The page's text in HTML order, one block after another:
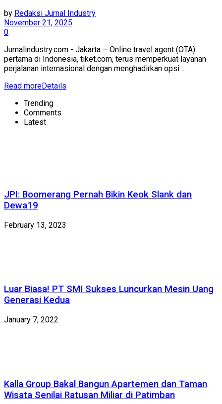
by Redaksi Jurnal Industry
November 21, 2025
0
Jurnalindustry.com - Jakarta – Online travel agent (OTA)
pertama di Indonesia, tiket.com, terus memperkuat layanan
perjalanan internasional dengan menghadirkan opsi ...
Read moreDetails
Trending
Comments
Latest
JPI: Boomerang Pernah Bikin Keok Slank dan
Dewa19
February 13, 2023
Luar Biasa! PT SMI Sukses Luncurkan Mesin Uang
Generasi Kedua
January 7, 2022
Kalla Group Bakal Bangun Apartemen dan Taman
Wisata Senilai Ratusan Miliar di Patimban